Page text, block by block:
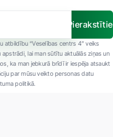
atbildību “Veselības centrs 4” veiks
lai man sūtītu aktuālās ziņas un
ka man jebkurā brīdī ir iespēja atsaukt
par mūsu veikto personas datu
politikā.